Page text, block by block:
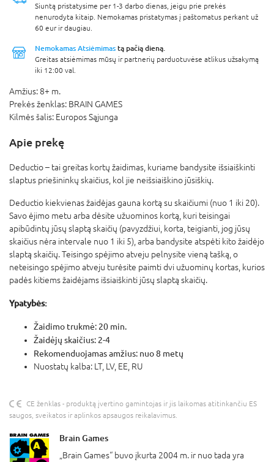
Siuntą pristatysime per 1-3 darbo dienas, jeigu prie prekės
nenurodyta kitaip. Nemokamas pristatymas į paštomatus perkant už
60 eur ir daugiau.
Nemokamas Atsiėmimas tą pačią dieną.
Greitas atsiėmimas mūsų ir partnerių parduotuvėse atlikus užsakymą
iki 12:00 val.
Amžius: 8+ m.
Prekės ženklas: BRAIN GAMES
Kilmės šalis: Europos Sąjunga
Apie prekę
Deductio – tai greitas kortų žaidimas, kuriame bandysite išsiaiškinti
slaptus priešininkų skaičius, kol jie neišsiaiškino jūsiškių.
Deductio kiekvienas žaidėjas gauna kortą su skaičiumi (nuo 1 iki 20).
Savo ėjimo metu arba dėsite užuominos kortą, kuri teisingai
apibūdintų jūsų slaptą skaičių (pavyzdžiui, korta, teigianti, jog jūsų
skaičius nėra intervale nuo 1 iki 5), arba bandysite atspėti kito žaidėjo
slaptą skaičių. Teisingo spėjimo atveju pelnysite vieną tašką, o
neteisingo spėjimo atveju turėsite paimti dvi užuominų kortas, kurios
padės kitiems žaidėjams išsiaiškinti jūsų slaptą skaičių.
Ypatybės:
Žaidimo trukmė: 20 min.
Žaidėjų skaičius: 2-4
Rekomenduojamas amžius: nuo 8 metų
Nuostatų kalba: LT, LV, EE, RU
CE ženklas - produktą įvertino gamintojas ir jis laikomas atitinkančiu ES
saugos, sveikatos ir aplinkos apsaugos reikalavimus.
Brain Games
„Brain Games“ buvo įkurta 2004 m. ir nuo tada yra